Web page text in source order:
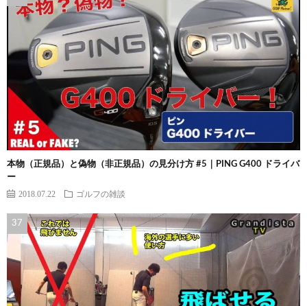
本物（正規品）と偽物（非正規品）の見分け方 #5｜PING G400 ドライバ
ー
2018.07.22 ゴルフの雑談